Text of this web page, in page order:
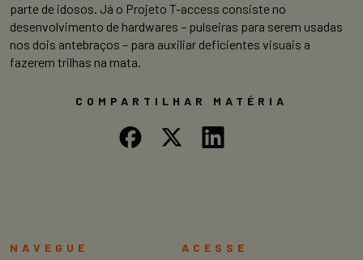
parte de idosos. Já o Projeto T-access consiste no
desenvolvimento de hardwares – pulseiras para serem usadas
nos dois antebraços – para auxiliar deficientes visuais a
fazerem trilhas na mata.
COMPARTILHAR MATÉRIA
NAVEGUE ACESSE